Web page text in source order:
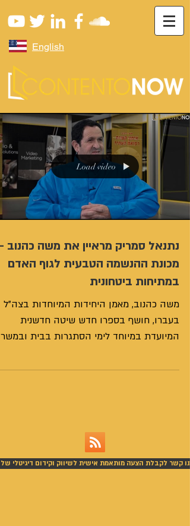
English
Load video
נתנאל סמריק מראיין את משה כהנוב
מכונת ההנשמה הטבעית לגוף האדם
במתיחות ביטחונית
משה כהנוב, מאמן היחידות המיוחדות בצה"ל
בעברו, חושף בספרו חדש שיטה חדשנית
המיועדת במיוחד לימי הסתגרות בבית
קשר לקבלת הצעה מותאמת אישית לשיווק וקידום דיגיטלי של